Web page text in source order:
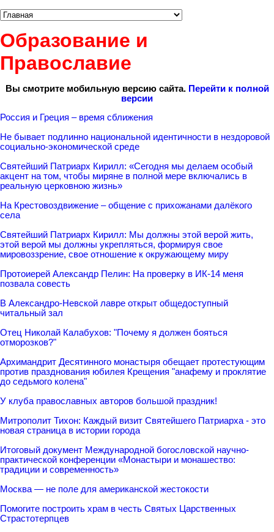
Образование и
Православие
Вы смотрите мобильную версию сайта. Перейти к полной
версии
Россия и Греция – время сближения
Не бывает подлинно национальной идентичности в нездоровой
социально-экономической среде
Святейший Патриарх Кирилл: «Сегодня мы делаем особый
акцент на том, чтобы миряне в полной мере включались в
реальную церковною жизнь»
На Крестовоздвижение – общение с прихожанами далёкого
села
Святейший Патриарх Кирилл: Мы должны этой верой жить,
этой верой мы должны укрепляться, формируя свое
мировоззрение, свое отношение к окружающему миру
Протоиерей Александр Пелин: На проверку в ИК-14 меня
позвала совесть
В Александро-Невской лавре открыт общедоступный
читальный зал
Отец Николай Калабухов: "Почему я должен бояться
отморозков?"
Архимандрит Десятинного монастыря обещает протестующим
против празднования юбилея Крещения "анафему и проклятие
до седьмого колена"
У клуба православных авторов большой праздник!
Митрополит Тихон: Каждый визит Святейшего Патриарха - это
новая страница в истории города
Итоговый документ Международной богословской научно-
практической конференции «Монастыри и монашество:
традиции и современность»
Москва — не поле для американской жестокости
Помогите построить храм в честь Святых Царственных
Страстотерпцев